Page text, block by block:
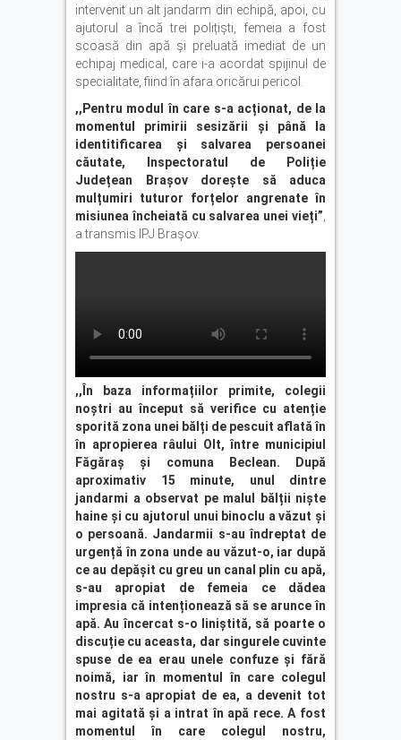
intervenit un alt jandarm din echipă, apoi, cu
ajutorul a încă trei polițiști, femeia a fost
scoasă din apă și preluată imediat de un
echipaj medical, care i-a acordat spijinul de
specialitate, fiind în afara oricărui pericol.
,,Pentru modul în care s-a acționat, de la
momentul primirii sesizării și până la
identitificarea și salvarea persoanei
căutate, Inspectoratul de Poliție
Județean Brașov dorește să aduca
mulțumiri tuturor forțelor angrenate în
misiunea încheiată cu salvarea unei vieți”
a transmis IPJ Brașov.
,,În baza informațiilor primite, colegii
noștri au început să verifice cu atenție
sporită zona unei bălți de pescuit aflată în
în apropierea râului Olt, între municipiul
Făgăraș și comuna Beclean. După
aproximativ 15 minute, unul dintre
jandarmi a observat pe malul bălții niște
haine și cu ajutorul unui binoclu a văzut și
o persoană. Jandarmii s-au îndreptat de
urgență în zona unde au văzut-o, iar după
ce au depășit cu greu un canal plin cu apă,
s-au apropiat de femeia ce dădea
impresia că intenționează să se arunce în
apă. Au încercat s-o liniștită, să poarte o
discuție cu aceasta, dar singurele cuvinte
spuse de ea erau unele confuze și fără
noimă, iar în momentul în care colegul
nostru s-a apropiat de ea, a devenit tot
mai agitată și a intrat în apă rece. A fost
momentul în care colegul nostru,